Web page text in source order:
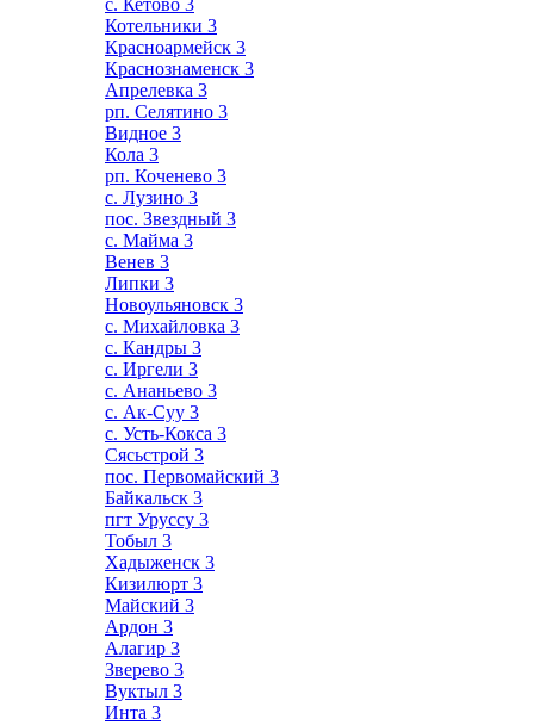
с. Кетово 3
Котельники 3
Красноармейск 3
Краснознаменск 3
Апрелевка 3
рп. Селятино 3
Видное 3
Кола 3
рп. Коченево 3
с. Лузино 3
пос. Звездный 3
с. Майма 3
Венев 3
Липки 3
Новоульяновск 3
с. Михайловка 3
с. Кандры 3
с. Иргели 3
с. Ананьево 3
с. Ак-Суу 3
с. Усть-Кокса 3
Сясьстрой 3
пос. Первомайский 3
Байкальск 3
пгт Уруссу 3
Тобыл 3
Хадыженск 3
Кизилюрт 3
Майский 3
Ардон 3
Алагир 3
Зверево 3
Вуктыл 3
Инта 3